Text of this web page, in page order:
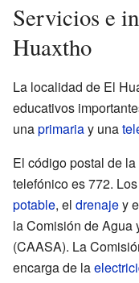
Servicios e
Huaxtho
La localidad de El
educativos
unaprimariay una
El código postal de
telefónico es 772.
potable, el drenajey
la Comisión de Agua
(CAASA). La
encarga de la